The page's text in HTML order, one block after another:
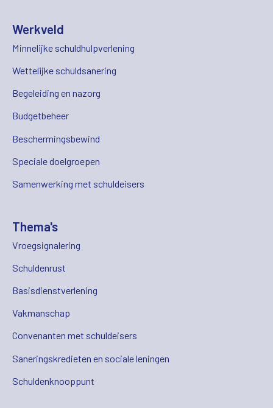
Werkveld
Minnelijke schuldhulpverlening
Wettelijke schuldsanering
Begeleiding en nazorg
Budgetbeheer
Beschermingsbewind
Speciale doelgroepen
Samenwerking met schuldeisers
Thema's
Vroegsignalering
Schuldenrust
Basisdienstverlening
Vakmanschap
Convenanten met schuldeisers
Saneringskredieten en sociale leningen
Schuldenknooppunt